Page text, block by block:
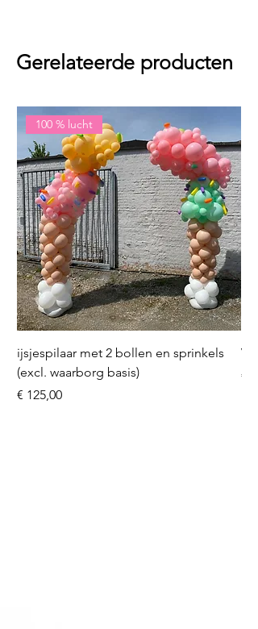
Gerelateerde producten
100 % lucht
ijsjespilaar met 2 bollen en sprinkels
(excl. waarborg basis)
Prijs
€ 125,00
Prijs
€